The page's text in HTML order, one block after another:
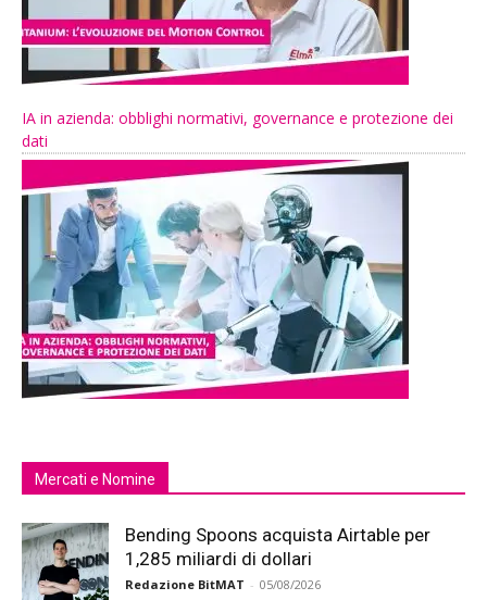
IA in azienda: obblighi normativi, governance e protezione dei
dati
Mercati e Nomine
Bending Spoons acquista Airtable per
1,285 miliardi di dollari
Redazione BitMAT - 05/08/2026